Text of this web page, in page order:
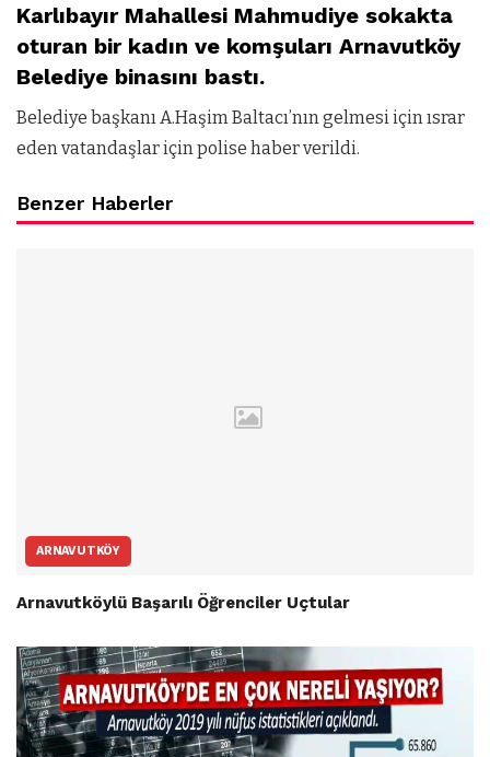
Karlıbayır Mahallesi Mahmudiye sokakta
oturan bir kadın ve komşuları Arnavutköy
Belediye binasını bastı.
Belediye başkanı A.Haşim Baltacı’nın gelmesi için ısrar
eden vatandaşlar için polise haber verildi.
Benzer Haberler
ARNAVUTKÖY
Arnavutköylü Başarılı Öğrenciler Uçtular